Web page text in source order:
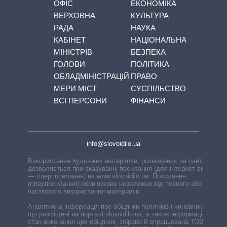
ОФІС
ВЕРХОВНА
РАДА
КАБІНЕТ
МІНІСТРІВ
ГОЛОВИ
ОБЛАДМІНІСТРАЦІЙ
МЕРИ МІСТ
ВСІ ПЕРСОНИ
ЕКОНОМІКА
КУЛЬТУРА
НАУКА
НАЦІОНАЛЬНА
БЕЗПЕКА
ПОЛІТИКА
ПРАВО
СУСПІЛЬСТВО
ФІНАНСИ
info@slovoidilo.ua
Використання будь-яких матеріалів, розміщених на сайті,
дозволяється при вказуванні посилання (для інтернет-видань
— гіперпосилання) на www.slovoidilo.ua. Посилання
(гіперпосилання) обов’язкове незалежно від повного або
часткового використання матеріалів.
Аналітична інформація про обіцянки політиків і чиновників,
що розміщені на порталі slovoidilo.ua, а також інформація про
стан виконання цих обіцянок, зібрана й опрацьована ТОВ «ІА